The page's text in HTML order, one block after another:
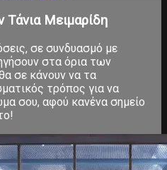
Τάνια Μειμαρίδη
σε συνδυασμό με
στα όρια των
σε κάνουν να τα
τρόπος για να
σου, αφού κανένα σημείο